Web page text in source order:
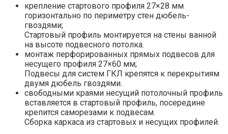
крепление стартового профиля 27×28 мм
горизонтально по периметру стен дюбель-
гвоздями;
Стартовый профиль монтируется на стены ванной
на высоте подвесного потолка.
монтаж перфорированных прямых подвесов для
несущего профиля 27×60 мм;
Подвесы для систем ГКЛ крепятся к перекрытиям
двумя дюбель гвоздями.
свободными краями несущий потолочный профиль
вставляется в стартовый профиль, посередине
крепится саморезами к подвесам.
Сборка каркаса из стартовых и несущих профилей.